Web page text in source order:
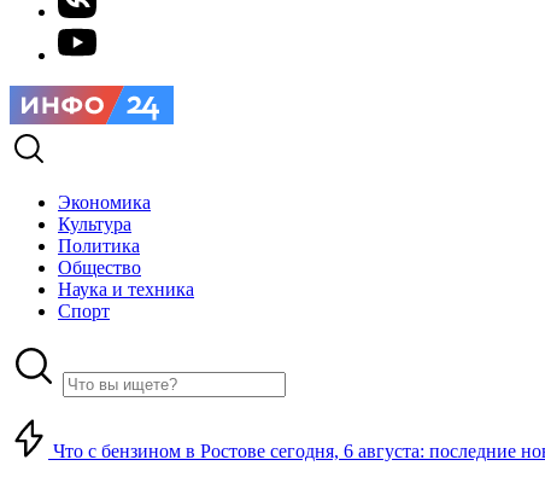
Экономика
Культура
Политика
Общество
Наука и техника
Спорт
Что с бензином в Ростове сегодня, 6 августа: последние